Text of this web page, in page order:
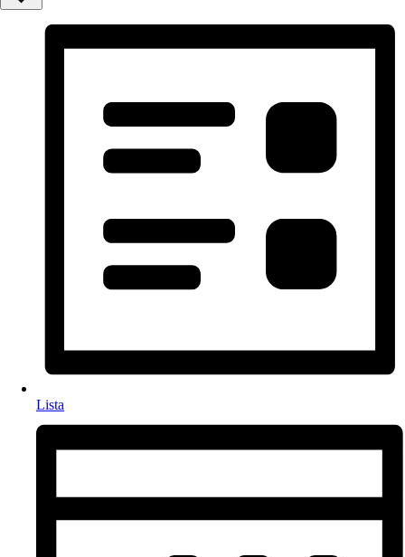
Lista